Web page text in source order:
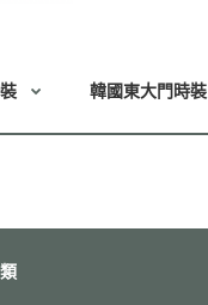
韓國東大門時裝